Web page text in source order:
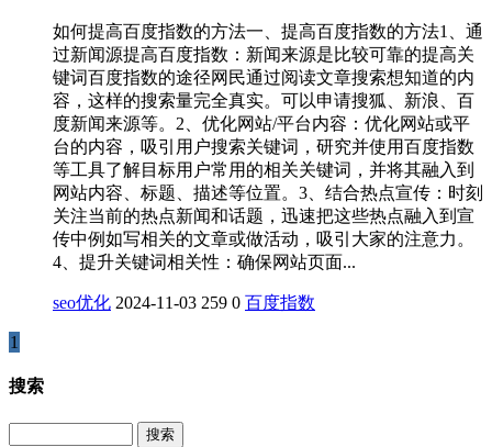
如何提高百度指数的方法一、提高百度指数的方法1、通
过新闻源提高百度指数：新闻来源是比较可靠的提高关
键词百度指数的途径网民通过阅读文章搜索想知道的内
容，这样的搜索量完全真实。可以申请搜狐、新浪、百
度新闻来源等。2、优化网站/平台内容：优化网站或平
台的内容，吸引用户搜索关键词，研究并使用百度指数
等工具了解目标用户常用的相关关键词，并将其融入到
网站内容、标题、描述等位置。3、结合热点宣传：时刻
关注当前的热点新闻和话题，迅速把这些热点融入到宣
传中例如写相关的文章或做活动，吸引大家的注意力。
4、提升关键词相关性：确保网站页面...
seo优化 2024-11-03 259 0 百度指数​
1
搜索